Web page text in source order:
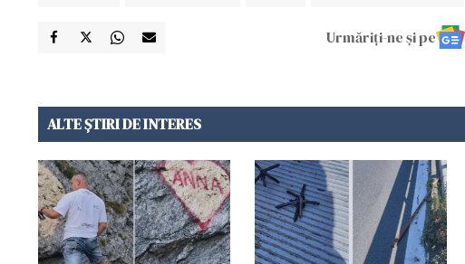
Urmăriți-ne și pe
ALTE ȘTIRI DE INTERES